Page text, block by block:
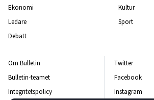
Ekonomi
Ledare
Debatt
Kultur
Sport
Om Bulletin
Bulletin-teamet
Integritetspolicy
Twitter
Facebook
Instagram